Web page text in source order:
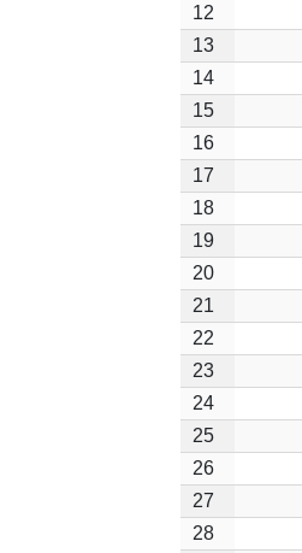
12
13
14
15
16
17
18
19
20
21
22
23
24
25
26
27
28